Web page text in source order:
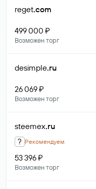
reget.com
499 000 ₽
Возможен торг
desimple.ru
26 069 ₽
Возможен торг
steemex.ru
? Рекомендуем
53 396 ₽
Возможен торг